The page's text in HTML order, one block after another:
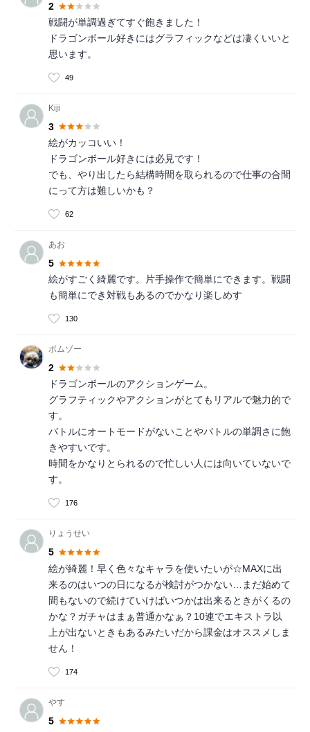
2
戦闘が単調過ぎてすぐ飽きました！
ドラゴンボール好きにはグラフィックなどは凄くいいと
思います。
49
Kiji
3
絵がカッコいい！
ドラゴンボール好きには必見です！
でも、やり出したら結構時間を取られるので仕事の合間
にって方は難しいかも？
62
あお
5
絵がすごく綺麗です。片手操作で簡単にできます。戦闘
も簡単にでき対戦もあるのでかなり楽しめす
130
ボムゾー
2
ドラゴンボールのアクションゲーム。
グラフティックやアクションがとてもリアルで魅力的で
す。
バトルにオートモードがないことやバトルの単調さに飽
きやすいです。
時間をかなりとられるので忙しい人には向いていないで
す。
176
りょうせい
5
絵が綺麗！早く色々なキャラを使いたいが☆MAXに出
来るのはいつの日になるが検討がつかない…まだ始めて
間もないので続けていけばいつかは出来るときがくるの
かな？ガチャはまぁ普通かなぁ？10連でエキストラ以
上が出ないときもあるみたいだから課金はオススメしま
せん！
174
やす
5